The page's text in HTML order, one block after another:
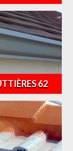
62